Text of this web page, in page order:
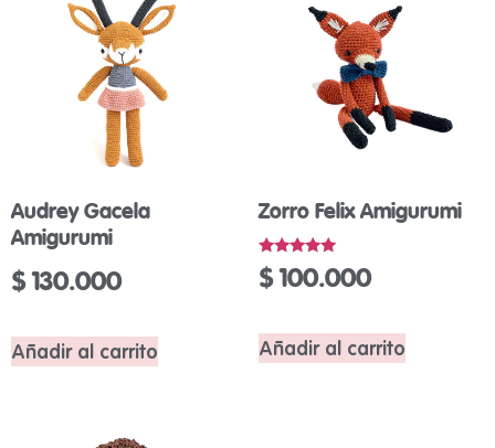
Audrey Gacela
Amigurumi
$130.000
Añadir al carrito
Zorro Felix Amigurumi
Valorado
con
$100.000
Añadir al carrito